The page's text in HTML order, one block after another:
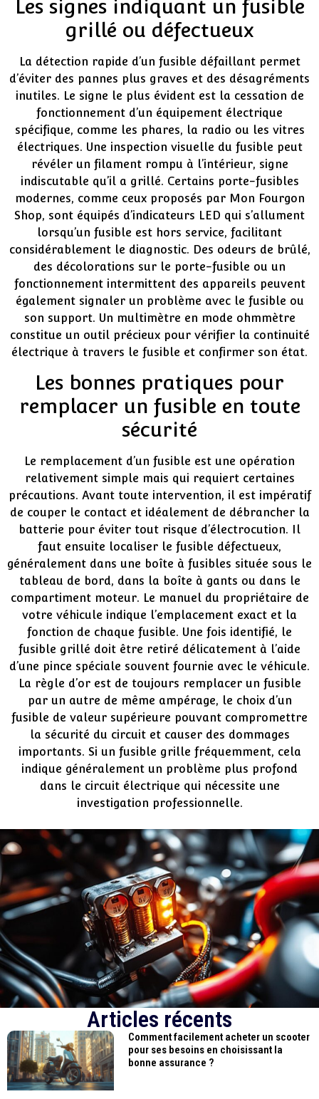
Les signes indiquant un fusible
grillé ou défectueux
La détection rapide d’un fusible défaillant permet
d’éviter des pannes plus graves et des désagréments
inutiles. Le signe le plus évident est la cessation de
fonctionnement d’un équipement électrique
spécifique, comme les phares, la radio ou les vitres
électriques. Une inspection visuelle du fusible peut
révéler un filament rompu à l’intérieur, signe
indiscutable qu’il a grillé. Certains porte-fusibles
modernes, comme ceux proposés par Mon Fourgon
Shop, sont équipés d’indicateurs LED qui s’allument
lorsqu’un fusible est hors service, facilitant
considérablement le diagnostic. Des odeurs de brûlé,
des décolorations sur le porte-fusible ou un
fonctionnement intermittent des appareils peuvent
également signaler un problème avec le fusible ou
son support. Un multimètre en mode ohmmètre
constitue un outil précieux pour vérifier la continuité
électrique à travers le fusible et confirmer son état.
Les bonnes pratiques pour
remplacer un fusible en toute
sécurité
Le remplacement d’un fusible est une opération
relativement simple mais qui requiert certaines
précautions. Avant toute intervention, il est impératif
de couper le contact et idéalement de débrancher la
batterie pour éviter tout risque d’électrocution. Il
faut ensuite localiser le fusible défectueux,
généralement dans une boîte à fusibles située sous le
tableau de bord, dans la boîte à gants ou dans le
compartiment moteur. Le manuel du propriétaire de
votre véhicule indique l’emplacement exact et la
fonction de chaque fusible. Une fois identifié, le
fusible grillé doit être retiré délicatement à l’aide
d’une pince spéciale souvent fournie avec le véhicule.
La règle d’or est de toujours remplacer un fusible
par un autre de même ampérage, le choix d’un
fusible de valeur supérieure pouvant compromettre
la sécurité du circuit et causer des dommages
importants. Si un fusible grille fréquemment, cela
indique généralement un problème plus profond
dans le circuit électrique qui nécessite une
investigation professionnelle.
Articles récents
Comment facilement acheter un scooter
pour ses besoins en choisissant la
bonne assurance ?